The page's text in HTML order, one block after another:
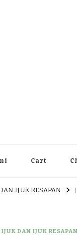
Cart
IJUK RESAPAN
DAN IJUK RESAPAN